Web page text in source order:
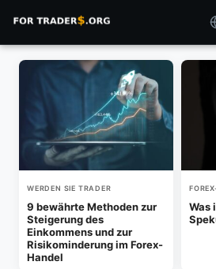
WERDEN SIE TRADER
9 bewährte Methoden zur
Steigerung des
Einkommens und zur
Risikominderung im Forex-
Handel
Was